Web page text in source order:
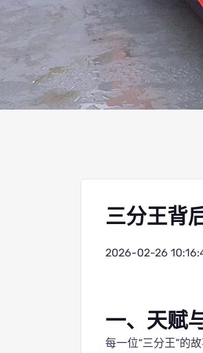
三分王背
2026-02-26
一、天赋
每一位“三分王”的